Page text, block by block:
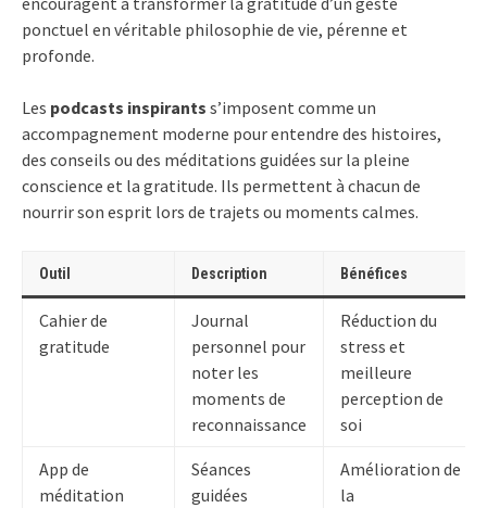
ponctuel en véritable philosophie de vie, pérenne et
profonde.
Les podcasts inspirants s’imposent comme un
accompagnement moderne pour entendre des histoires,
des conseils ou des méditations guidées sur la pleine
conscience et la gratitude. Ils permettent à chacun de
nourrir son esprit lors de trajets ou moments calmes.
Outil Description Bénéfices
Cahier de
gratitude
Journal
personnel pour
noter les
moments de
reconnaissance
Réduction du
stress et
meilleure
perception de
soi
App de
méditation
Séances
guidées
Amélioration de
la